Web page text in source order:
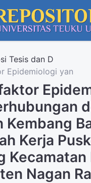
Tesis dan D
Epidemiologi yan
Kembang
Kerja
Kecamatan
Nagan